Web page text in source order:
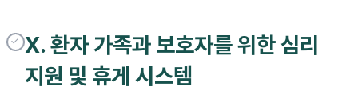
X. 환자 가족과 보호자를 위한 심리
지원 및 휴게 시스템